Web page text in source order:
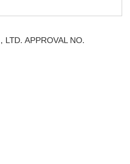
LTD. APPROVAL NO.